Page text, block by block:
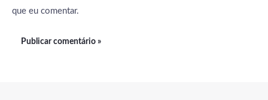
que eu comentar.